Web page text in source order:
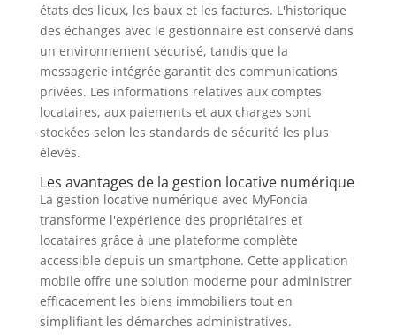
états des lieux, les baux et les factures. L'historique
des échanges avec le gestionnaire est conservé dans
un environnement sécurisé, tandis que la
messagerie intégrée garantit des communications
privées. Les informations relatives aux comptes
locataires, aux paiements et aux charges sont
stockées selon les standards de sécurité les plus
élevés.
Les avantages de la gestion locative numérique
La gestion locative numérique avec MyFoncia
transforme l'expérience des propriétaires et
locataires grâce à une plateforme complète
accessible depuis un smartphone. Cette application
mobile offre une solution moderne pour administrer
efficacement les biens immobiliers tout en
simplifiant les démarches administratives.